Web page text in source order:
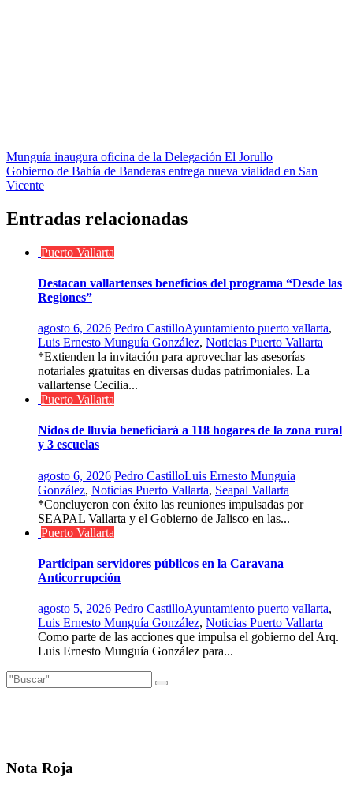
Navegación
de
Munguía inaugura oficina de la Delegación El Jorullo
Gobierno de Bahía de Banderas entrega nueva vialidad en San
Vicente
Entradas relacionadas
Puerto Vallarta
Destacan vallartenses beneficios del programa “Desde las
Regiones”
agosto 6, 2026 Pedro CastilloAyuntamiento puerto vallarta,
Luis Ernesto Munguía González, Noticias Puerto Vallarta
*Extienden la invitación para aprovechar las asesorías
notariales gratuitas en diversas dudas patrimoniales. La
vallartense Cecilia...
Puerto Vallarta
Nidos de lluvia beneficiará a 118 hogares de la zona rural
y 3 escuelas
agosto 6, 2026 Pedro CastilloLuis Ernesto Munguía
González, Noticias Puerto Vallarta, Seapal Vallarta
*Concluyeron con éxito las reuniones impulsadas por
SEAPAL Vallarta y el Gobierno de Jalisco en las...
Puerto Vallarta
Participan servidores públicos en la Caravana
Anticorrupción
agosto 5, 2026 Pedro CastilloAyuntamiento puerto vallarta,
Luis Ernesto Munguía González, Noticias Puerto Vallarta
Como parte de las acciones que impulsa el gobierno del Arq.
Luis Ernesto Munguía González para...
Nota Roja